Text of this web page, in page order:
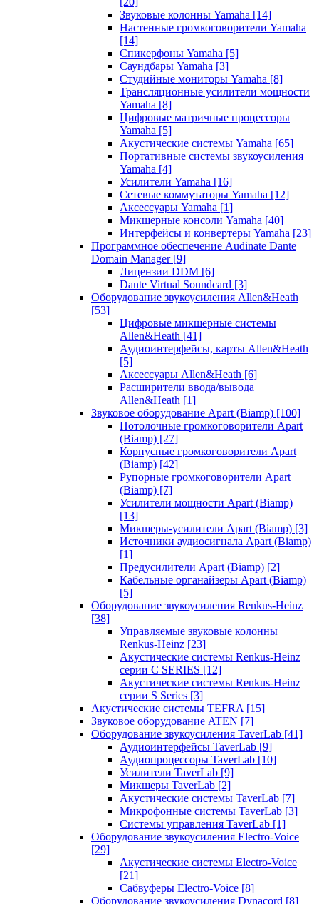
Звуковые колонны Yamaha [14]
Настенные громкоговорители Yamaha
[14]
Спикерфоны Yamaha [5]
Саундбары Yamaha [3]
Студийные мониторы Yamaha [8]
Трансляционные усилители мощности
Yamaha [8]
Цифровые матричные процессоры
Yamaha [5]
Акустические системы Yamaha [65]
Портативные системы звукоусиления
Yamaha [4]
Усилители Yamaha [16]
Сетевые коммутаторы Yamaha [12]
Аксессуары Yamaha [1]
Микшерные консоли Yamaha [40]
Интерфейсы и конвертеры Yamaha [23]
Программное обеспечение Audinate Dante
Domain Manager [9]
Лицензии DDM [6]
Dante Virtual Soundcard [3]
Оборудование звукоусиления Allen&Heath
[53]
Цифровые микшерные системы
Allen&Heath [41]
Аудиоинтерфейсы, карты Allen&Heath
[5]
Аксессуары Allen&Heath [6]
Расширители ввода/вывода
Allen&Heath [1]
Звуковое оборудование Apart (Biamp) [100]
Потолочные громкоговорители Apart
(Biamp) [27]
Корпусные громкоговорители Apart
(Biamp) [42]
Рупорные громкоговорители Apart
(Biamp) [7]
Усилители мощности Apart (Biamp)
[13]
Микшеры-усилители Apart (Biamp) [3]
Источники аудиосигнала Apart (Biamp)
[1]
Предусилители Apart (Biamp) [2]
Кабельные органайзеры Apart (Biamp)
[5]
Оборудование звукоусиления Renkus-Heinz
[38]
Управляемые звуковые колонны
Renkus-Heinz [23]
Акустические системы Renkus-Heinz
серии C SERIES [12]
Акустические системы Renkus-Heinz
серии S Series [3]
Акустические системы TEFRA [15]
Звуковое оборудование ATEN [7]
Оборудование звукоусиления TaverLab [41]
Аудиоинтерфейсы TaverLab [9]
Аудиопроцессоры TaverLab [10]
Усилители TaverLab [9]
Микшеры TaverLab [2]
Акустические системы TaverLab [7]
Микрофонные системы TaverLab [3]
Системы управления TaverLab [1]
Оборудование звукоусиления Electro-Voice
[29]
Акустические системы Electro-Voice
[21]
Сабвуферы Electro-Voice [8]
Оборудование звукоусиления Dynacord [8]